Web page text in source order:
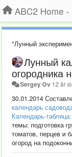
ABC2 Home -
"Лунный
Лунный
огородника
Sergey Ov 12 år
30.01.2014
календарь
Календарь-
темы: подготовка
томатов, перцев и
огород на